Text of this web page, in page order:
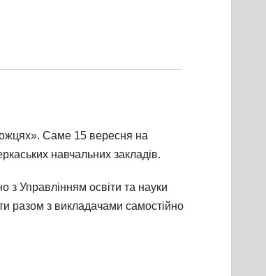
Саме 15 вересня на
навчальних закладів.
Управлінням освіти та науки
разом з викладачами самостійно